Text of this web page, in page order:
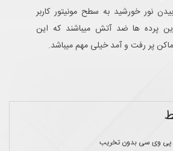
نور خورشید به سطح مونیتور کاربر
پرده ها ضد آتش میباشند که این
پر رفت و آمد خیلی مهم میباشد.
پی وی سی بدون تخریب